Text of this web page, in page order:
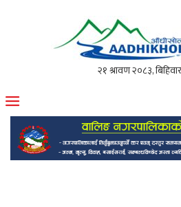
मोफसलकै लोकप्रिय अनलाइन पत्रिका